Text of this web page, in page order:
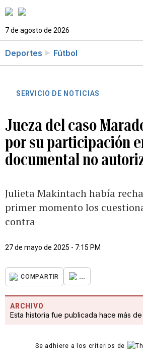
7 de agosto de 2026
Deportes Fútbol
SERVICIO DE NOTICIAS
Jueza del caso
por su participación
documental no
Julieta Makintach había
primer momento los
contra
27 de mayo de 2025 - 7:15 PM
COMPARTIR ...
ARCHIVO
Esta historia fue publicada hace más de
Se adhiere a los criterios de